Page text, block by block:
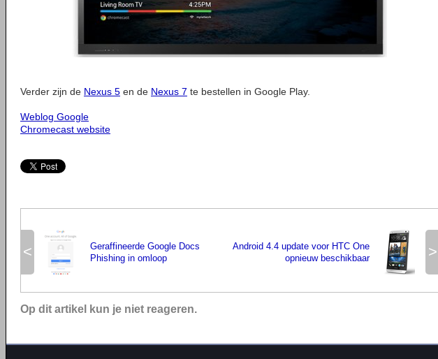
Verder zijn de Nexus 5 en de Nexus 7 te bestellen in Google Play.
Weblog Google
Chromecast website
<
Geraffineerde Google Docs
Phishing in omloop
>
Android 4.4 update voor HTC One
opnieuw beschikbaar
Op dit artikel kun je niet reageren.